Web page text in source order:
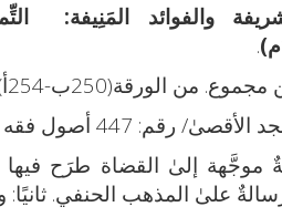
.
من الورقة(250ب-254أ).
رقم: 447 أصول فقه 2/189.
موجَّهة إلىٰ القضاة طرَح فيها
علىٰ المذهب الحنفي. ثانيًا: ورد